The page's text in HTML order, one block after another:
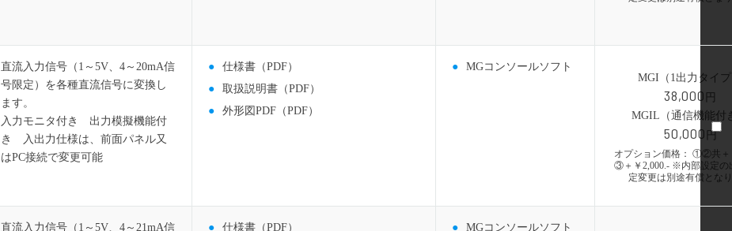
直流入力信号（1～5V、4～20mA信
号限定）を各種直流信号に変換し
ます。
入力モニタ付き 出力模擬機能付
き 入出力仕様は、前面パネル又
はPC接続で変更可能
仕様書（PDF）
取扱説明書（PDF）
外形図PDF（PDF）
MGコンソールソフト
MGI（1出力タイ
38,000 円
MGIL（通信機能付
50,000 円
オプション価格： ①②共＋
③＋￥2,000.- ※内部設定の
定変更は別途有償とな
直流入力信号（1～5V、4～21mA信
仕様書（PDF）
MGコンソールソフト